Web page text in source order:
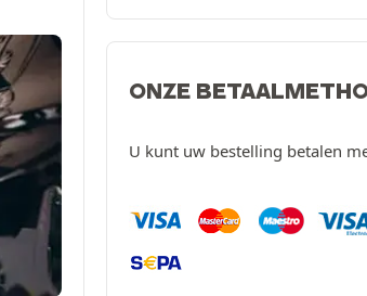
ONZE
U kunt uw bestelling betalen